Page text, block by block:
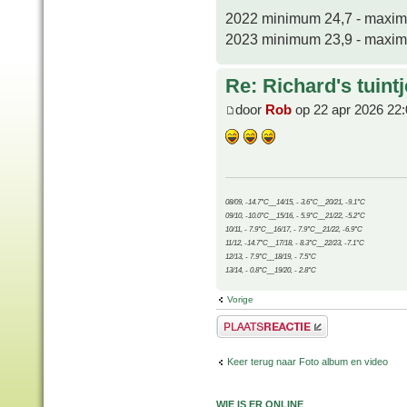
2022 minimum 24,7 -
2023 minimum 23,9 -
Re: Richard's
door Rob op 22 apr 2026
08/09, -14.7°C__14/15, - 3.6°C__20/21, -9.1°C
09/10, -10.0°C__15/16, - 5.9°C__21/22, -5.2°C
10/11, - 7.9°C__16/17, - 7.9°C__21/22, -6.9°C
11/12, -14.7°C__17/18, - 8.3°C__22/23, -7.1°C
12/13, - 7.9°C__18/19, - 7.5°C
13/14, - 0.8°C__19/20, - 2.8°C
Vorige
Plaats een reactie
Keer terug naar Foto album en video
WIE IS ER ONLINE